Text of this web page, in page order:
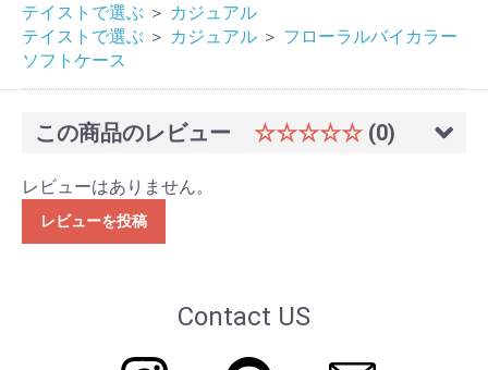
テイストで選ぶ ＞ カジュアル
テイストで選ぶ ＞ カジュアル ＞ フローラルバイカラー
ソフトケース
この商品のレビュー ☆☆☆☆☆ (0)
レビューはありません。
レビューを投稿
Contact US